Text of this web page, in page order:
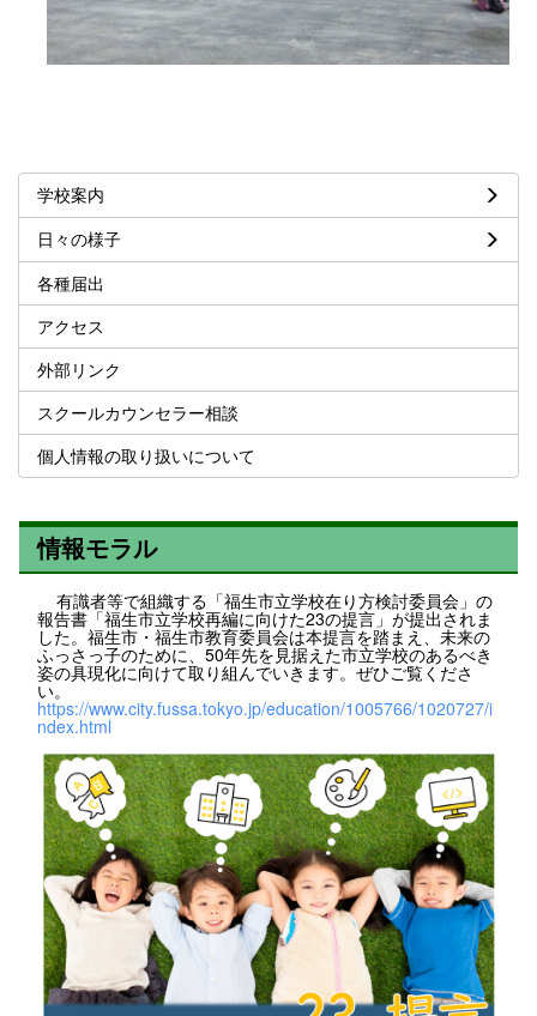
学校案内
日々の様子
各種届出
アクセス
外部リンク
スクールカウンセラー相談
個人情報の取り扱いについて
情報モラル
有識者等で組織する「福生市立学校在り方検討委員会」の
報告書「福生市立学校再編に向けた23の提言」が提出されま
した。福生市・福生市教育委員会は本提言を踏まえ、未来の
ふっさっ子のために、50年先を見据えた市立学校のあるべき
姿の具現化に向けて取り組んでいきます。ぜひご覧くださ
い。
https://www.city.fussa.tokyo.jp/education/1005766/1020727/i
ndex.html